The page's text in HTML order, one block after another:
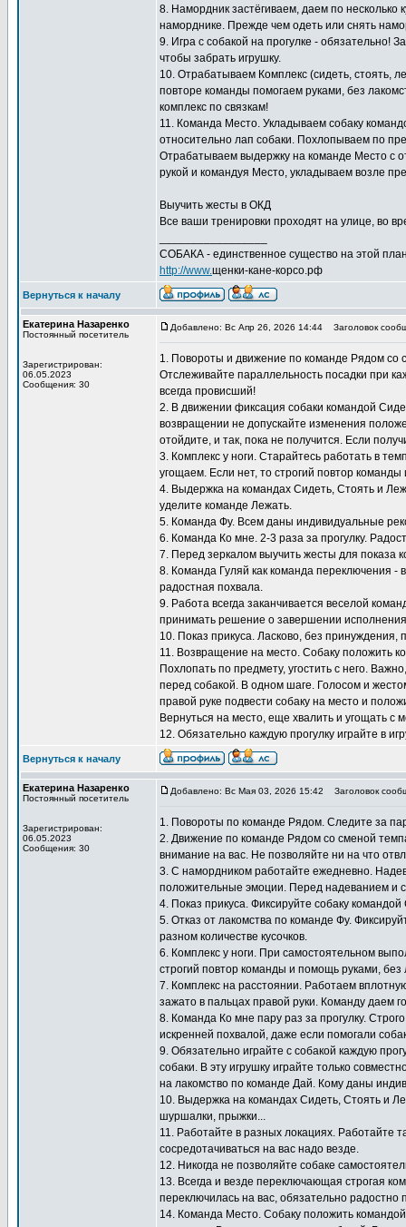
8. Намордник застёгиваем, даем по несколько
наморднике. Прежде чем одеть или снять
9. Игра с собакой на прогулке - обязательно!
чтобы забрать игрушку.
10. Отрабатываем Комплекс (сидеть, стоять,
повторе команды помогаем руками, без
комплекс по связкам!
11. Команда Место. Укладываем собаку
относительно лап собаки. Похлопываем по
Отрабатываем выдержку на команде Место с
рукой и командуя Место, укладываем возле
Выучить жесты в ОКД
Все ваши тренировки проходят на улице, во
СОБАКА - единственное существо на этой
http://www.щенки-кане-корсо.рф
Вернуться к началу
Екатерина Назаренко
Постоянный посетитель
Зарегистрирован:
06.05.2023
Сообщения: 30
Добавлено: Вс Апр 26, 2026 14:44 Заголовок
1. Повороты и движение по команде Рядом со
Отслеживайте параллельность посадки при
всегда провисший!
2. В движении фиксация собаки командой
возвращении не допускайте изменения
отойдите, и так, пока не получится. Если
3. Комплекс у ноги. Старайтесь работать в
угощаем. Если нет, то строгий повтор
4. Выдержка на командах Сидеть, Стоять и
уделите команде Лежать.
5. Команда Фу. Всем даны индивидуальные
6. Команда Ко мне. 2-3 раза за прогулку.
7. Перед зеркалом выучить жесты для показа
8. Команда Гуляй как команда переключения -
радостная похвала.
9. Работа всегда заканчивается веселой
принимать решение о завершении
10. Показ прикуса. Ласково, без принуждения,
11. Возвращение на место. Собаку положить
Похлопать по предмету, угостить с него.
перед собакой. В одном шаге. Голосом и
правой руке подвести собаку на место и
Вернуться на место, еще хвалить и угощать с
12. Обязательно каждую прогулку играйте в
Вернуться к началу
Екатерина Назаренко
Постоянный посетитель
Зарегистрирован:
06.05.2023
Сообщения: 30
Добавлено: Вс Мая 03, 2026 15:42 Заголовок
1. Повороты по команде Рядом. Следите за
2. Движение по команде Рядом со сменой
внимание на вас. Не позволяйте ни на что
3. С намордником работайте ежедневно.
положительные эмоции. Перед надеванием и
4. Показ прикуса. Фиксируйте собаку
5. Отказ от лакомства по команде Фу.
разном количестве кусочков.
6. Комплекс у ноги. При самостоятельном
строгий повтор команды и помощь руками, без
7. Комплекс на расстоянии. Работаем
зажато в пальцах правой руки. Команду даем
8. Команда Ко мне пару раз за прогулку.
искренней похвалой, даже если помогали
9. Обязательно играйте с собакой каждую
собаки. В эту игрушку играйте только
на лакомство по команде Дай. Кому даны
10. Выдержка на командах Сидеть, Стоять и
шуршалки, прыжки...
11. Работайте в разных локациях. Работайте
сосредотачиваться на вас надо везде.
12. Никогда не позволяйте собаке
13. Всегда и везде переключающая строгая
переключилась на вас, обязательно радостно
14. Команда Место. Собаку положить